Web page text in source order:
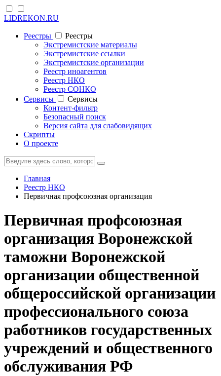
LIDREKON.RU
Реестры
Реестры
Экстремистские материалы
Экстремистские ссылки
Экстремистские организации
Реестр иноагентов
Реестр НКО
Реестр СОНКО
Cервисы
Cервисы
Контент-фильтр
Безопасный поиск
Версия сайта для слабовидящих
Скрипты
О проекте
Главная
Реестр НКО
Первичная профсоюзная организация
Первичная профсоюзная
организация Воронежской
таможни Воронежской
организации общественной
общероссийской организации
профессионального союза
работников государственных
учреждений и общественного
обслуживания РФ